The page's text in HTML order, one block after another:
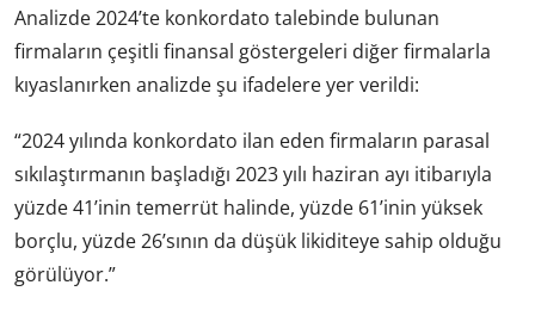
Analizde 2024’te konkordato talebinde bulunan
firmaların çeşitli finansal göstergeleri diğer firmalarla
kıyaslanırken analizde şu ifadelere yer verildi:
“2024 yılında konkordato ilan eden firmaların parasal
sıkılaştırmanın başladığı 2023 yılı haziran ayı itibarıyla
yüzde 41’inin temerrüt halinde, yüzde 61’inin yüksek
borçlu, yüzde 26’sının da düşük likiditeye sahip olduğu
görülüyor.”